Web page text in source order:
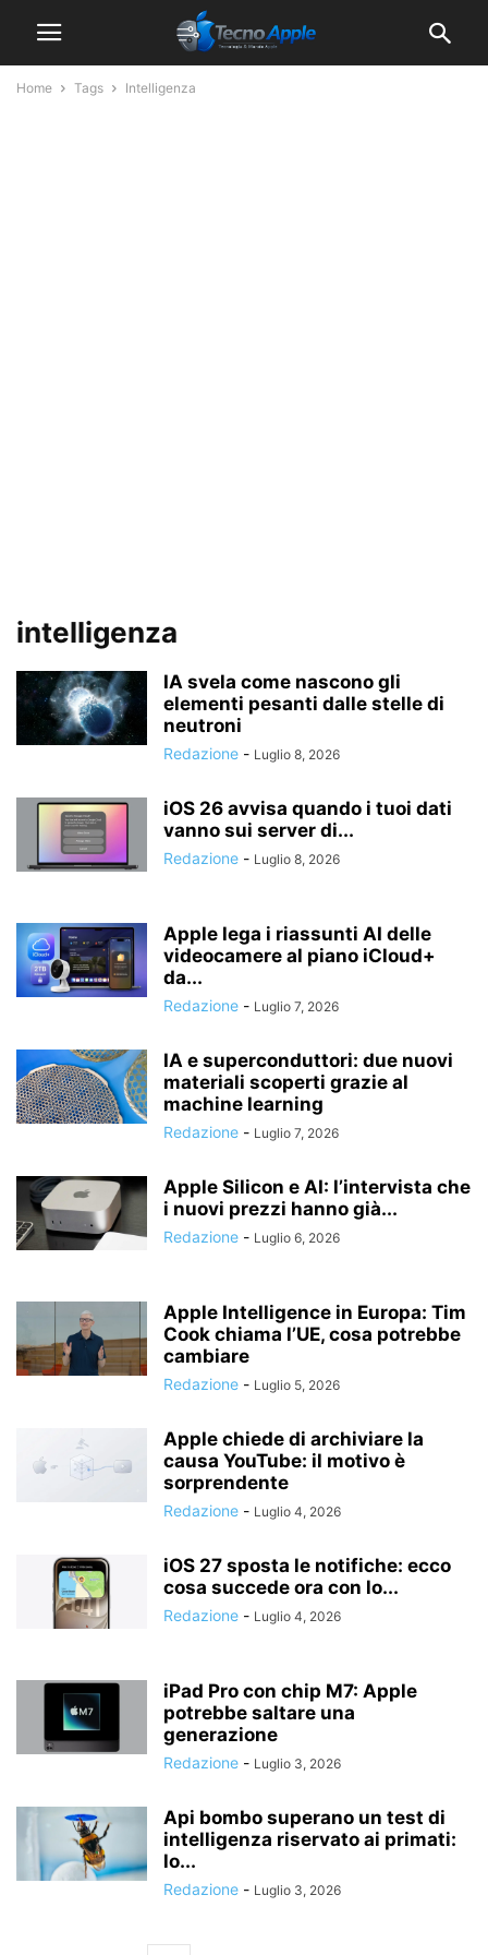
Home Tags Intelligenza
intelligenza
IA svela come nascono gli
elementi pesanti dalle stelle di
neutroni
Redazione - Luglio 8, 2026
iOS 26 avvisa quando i tuoi dati
vanno sui server di...
Redazione - Luglio 8, 2026
Apple lega i riassunti AI delle
videocamere al piano iCloud+
da...
Redazione - Luglio 7, 2026
IA e superconduttori: due nuovi
materiali scoperti grazie al
machine learning
Redazione - Luglio 7, 2026
Apple Silicon e AI: l’intervista che
i nuovi prezzi hanno già...
Redazione - Luglio 6, 2026
Apple Intelligence in Europa: Tim
Cook chiama l’UE, cosa potrebbe
cambiare
Redazione - Luglio 5, 2026
Apple chiede di archiviare la
causa YouTube: il motivo è
sorprendente
Redazione - Luglio 4, 2026
iOS 27 sposta le notifiche: ecco
cosa succede ora con lo...
Redazione - Luglio 4, 2026
iPad Pro con chip M7: Apple
potrebbe saltare una
generazione
Redazione - Luglio 3, 2026
Api bombo superano un test di
intelligenza riservato ai primati:
lo...
Redazione - Luglio 3, 2026